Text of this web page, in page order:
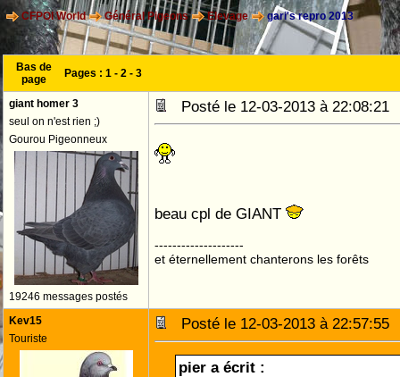
CFPOI World Général Pigeons Elevage gari's repro 2013
Bas de
page
Pages : 1 - 2 - 3
giant homer 3
seul on n'est rien ;)
Gourou Pigeonneux
19246 messages postés
Posté le 12-03-2013 à
beau cpl de GIANT
--------------------
et éternellement chanterons les forêts
Kev15
Touriste
Posté le 12-03-2013 à
pier a écrit :